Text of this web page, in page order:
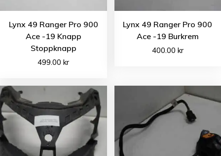
Lynx 49 Ranger Pro 900
Ace -19 Knapp
Stoppknapp
499.00kr
Lynx 49 Ranger Pro 900
Ace -19 Burkrem
400.00 kr